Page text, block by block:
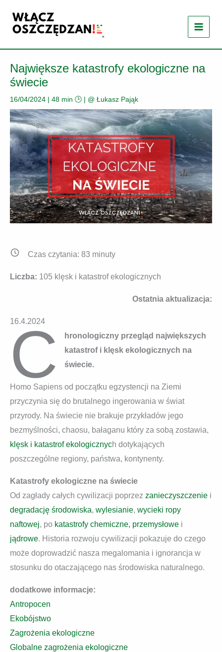
treści
Największe katastrofy ekologiczne na
świecie
16/04/2024 | 48 min 🕒 | @ Łukasz Pająk
Czas czytania: 83 minuty
Liczba: 105 klęsk i katastrof ekologicznych
Ostatnia aktualizacja:
16.4.2024
C
hronologiczny przegląd największych
katastrof i klęsk ekologicznych na
świecie.
Homo Sapiens od początku egzystencji na Ziemi
przyczynia się do brutalnego ingerowania w świat
przyrody. Na świecie nie brakuje przykładów jego
bezmyślności, chaosu, bałaganu który za sobą zostawia,
klęsk i katastrof ekologicznych dotykających
poszczególne regiony, państwa, kontynenty.
Katastrofy ekologiczne na świecie
Od zagłady całych cywilizacji poprzez zanieczyszczenie i
degradację środowiska, wylesianie, wycieki ropy
naftowej, po katastrofy chemiczne, przemysłowe i
jądrowe. Historia rozwoju cywilizacji pokazuje do czego
może doprowadzić nasza megalomania i ignorancja w
stosunku do otaczającego nas środowiska naturalnego.
dodatkowe informacje:
Antropocen
Ekobójstwo
Zagrożenia ekologiczne
Globalne zagrożenia ekologiczne